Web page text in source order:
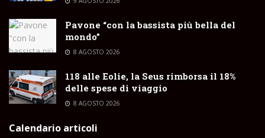
Pavone “con la bassista più bella del
mondo”
8 AGOSTO 2026
118 alle Eolie, la Seus rimborsa il 18%
delle spese di viaggio
8 AGOSTO 2026
Calendario articoli